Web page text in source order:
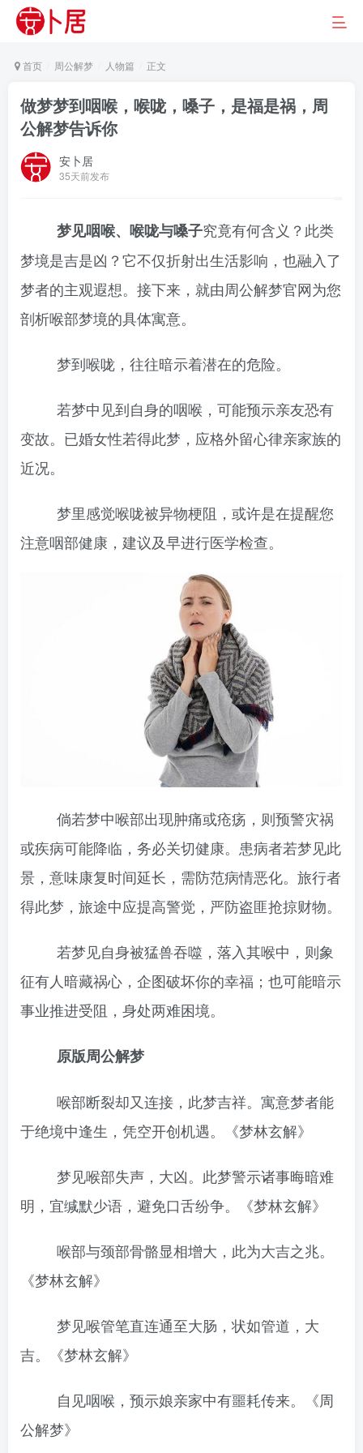
首页 周公解梦 人物篇 正文
做梦梦到咽喉，喉咙，嗓子，是福是祸，周
公解梦告诉你
安卜居
35天前发布
梦见咽喉、喉咙与嗓子究竟有何含义？此类
梦境是吉是凶？它不仅折射出生活影响，也融入了
梦者的主观遐想。接下来，就由周公解梦官网为您
剖析喉部梦境的具体寓意。
梦到喉咙，往往暗示着潜在的危险。
若梦中见到自身的咽喉，可能预示亲友恐有
变故。已婚女性若得此梦，应格外留心律亲家族的
近况。
梦里感觉喉咙被异物梗阻，或许是在提醒您
注意咽部健康，建议及早进行医学检查。
倘若梦中喉部出现肿痛或疮疡，则预警灾祸
或疾病可能降临，务必关切健康。患病者若梦见此
景，意味康复时间延长，需防范病情恶化。旅行者
得此梦，旅途中应提高警觉，严防盗匪抢掠财物。
若梦见自身被猛兽吞噬，落入其喉中，则象
征有人暗藏祸心，企图破坏你的幸福；也可能暗示
事业推进受阻，身处两难困境。
原版周公解梦
喉部断裂却又连接，此梦吉祥。寓意梦者能
于绝境中逢生，凭空开创机遇。《梦林玄解》
梦见喉部失声，大凶。此梦警示诸事晦暗难
明，宜缄默少语，避免口舌纷争。《梦林玄解》
喉部与颈部骨骼显相增大，此为大吉之兆。
《梦林玄解》
梦见喉管笔直连通至大肠，状如管道，大
吉。《梦林玄解》
自见咽喉，预示娘亲家中有噩耗传来。《周
公解梦》